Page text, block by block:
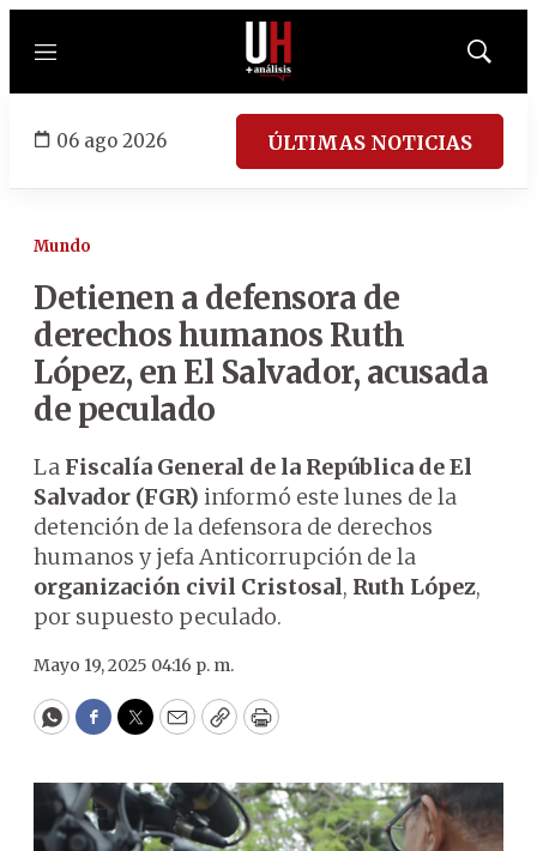
Menú
Mostrar
06 ago 2026 ÚLTIMAS NOTICIAS
Mundo
Detienen a defensora de
derechos humanos Ruth
López, en El Salvador, acusada
de peculado
La Fiscalía General de la República de El
Salvador (FGR) informó este lunes de la
detención de la defensora de derechos
humanos y jefa Anticorrupción de la
organización civil Cristosal, Ruth López,
por supuesto peculado.
Mayo 19, 2025 04:16 p. m.
WhatsApp
Facebook
Twitter
EmailCopyPrint